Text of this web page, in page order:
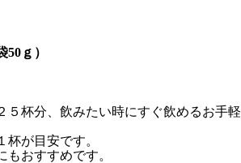
ｇ）
５杯分、飲みたい時にすぐ飲めるお手軽
が目安です。
おすすめです。